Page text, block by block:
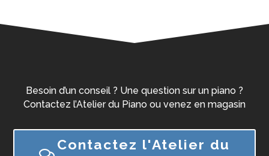
Besoin d’un conseil ? Une question sur un piano ?
Contactez l’Atelier du Piano ou venez en magasin
Contactez l'Atelier du